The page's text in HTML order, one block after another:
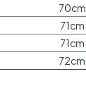
70cm
71cm
71cm
72cm